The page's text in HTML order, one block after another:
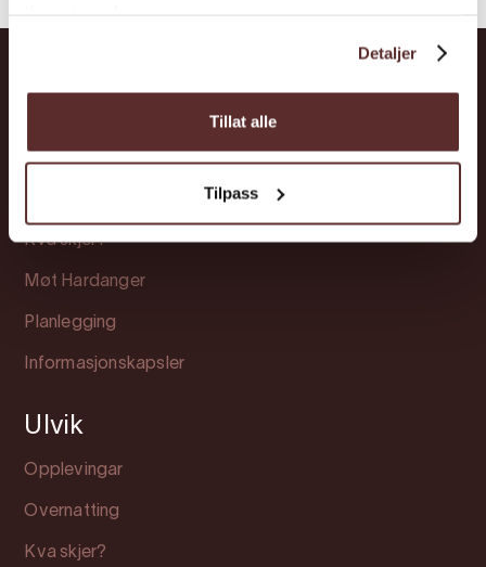
Detaljer
Tillat alle
Tilpass
Opplevingar
Kva skjer?
Møt Hardanger
Planlegging
Informasjonskapsler
Ulvik
Opplevingar
Overnatting
Kva skjer?